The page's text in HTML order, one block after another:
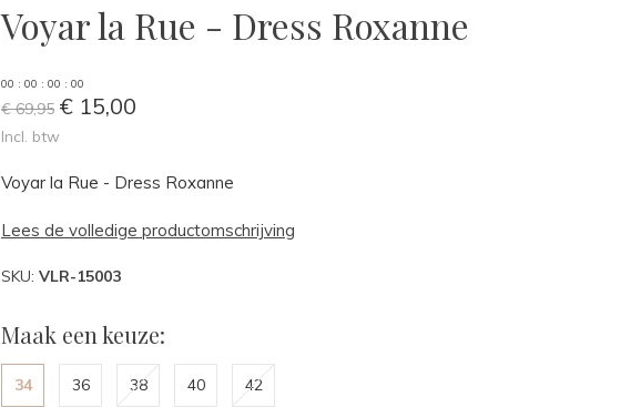
Voyar la Rue - Dress Roxanne
00 : 00 : 00 : 00
€ 69,95 € 15,00
Incl. btw
Voyar la Rue - Dress Roxanne
Lees de volledige productomschrijving
SKU: VLR-15003
Maak een keuze:
34 36 38 40 42